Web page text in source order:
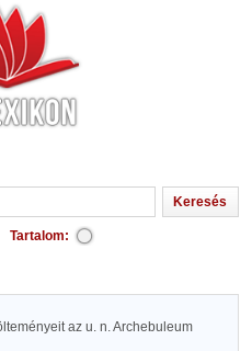
Tartalom:
az u. n. Archebuleum